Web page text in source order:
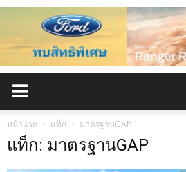
หน้าแรก แท็ก มาตรฐานGAP
แท็ก: มาตรฐานGAP